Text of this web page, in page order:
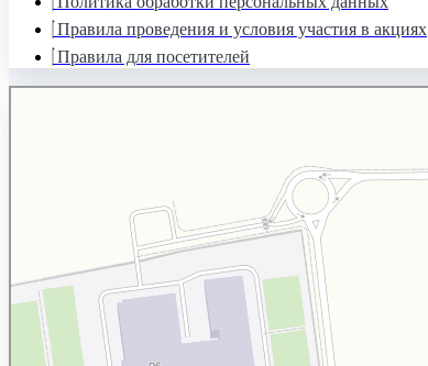
Правила проведения и условия участия в акциях
Правила для посетителей